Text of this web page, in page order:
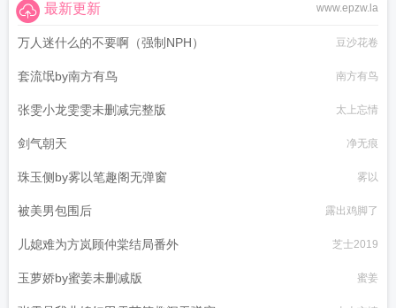
www.epzw.la
最新更新
万人迷什么的不要啊（强制NPH） 豆沙花卷
套流氓by南方有鸟 南方有鸟
张雯小龙雯雯未删减完整版 太上忘情
剑气朝天 净无痕
珠玉侧by雾以笔趣阁无弹窗 雾以
被美男包围后 露出鸡脚了
儿媳难为方岚顾仲棠结局番外 芝士2019
玉萝娇by蜜姜未删减版 蜜姜